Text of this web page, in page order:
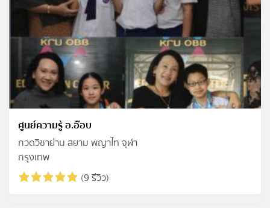
ศูนย์ความรู้ อ.อ๊อบ
กวดวิชาย่าน สยาม พญาไท จุฬา
กรุงเทพ
(9 รีวิว)